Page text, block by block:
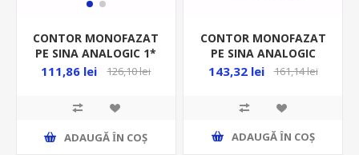
CONTOR MONOFAZAT
PE SINA ANALOGIC 1*
5(45)A 1MD
111,86 lei 126,10 lei
ADAUGĂ ȊN COŞ
CONTOR MONOFAZAT
PE SINA ANALOGIC
1*10(100)A 4.5MD
143,32 lei 161,14 lei
ADAUGĂ ȊN COŞ